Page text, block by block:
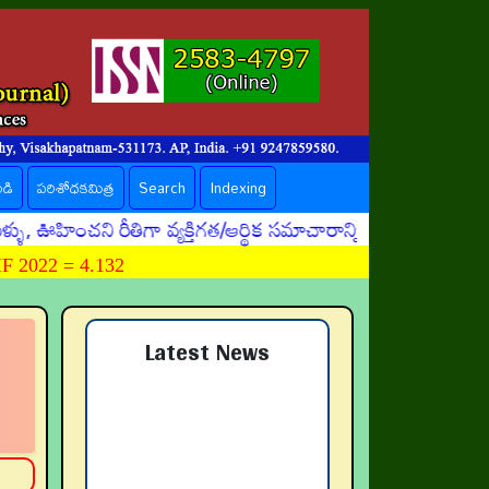
పరిశోధకమిత్ర Search Indexing
రీతిగా వ్యక్తిగత/ఆర్థిక సమాచారాన్ని దొంగిలించే
= 4.132
Latest News